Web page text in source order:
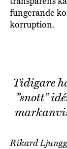
fungerande
korruption.
Tidigare
”snott”
Rikard